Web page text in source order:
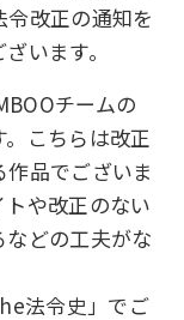
改正の通知を
います。
チームの
。こちらは改正
品でございま
や改正のない
どの工夫がな
法令史」でご